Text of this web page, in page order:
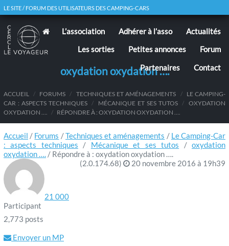
LE SITE / FORUM DES UTILISATEURS DES CAMPING-CARS
L’association Adhérer à l’asso
Actualités
Les sorties
Petites annonces
Forum
Partenaires
Contact
oxydation oxydation ….
ACCUEIL / FORUMS / TECHNIQUES ET AMÉNAGEMENTS /
LE CAMPING-
CAR : ASPECTS TECHNIQUES
/ MÉCANIQUE ET SES TUTOS /
OXYDATION
OXYDATION ….
/ RÉPONDRE À : OXYDATION OXYDATION ….
Accueil / Forums /Techniques et aménagements / Le Camping-Car
: aspects techniques
/ Mécanique et ses tutos / oxydation
oxydation …. / Répondre à : oxydation oxydation ….
(2.0.174.68)
20 novembre 2016 à 19h39
21 000
Participant
2,773 posts
Envoyer un MP